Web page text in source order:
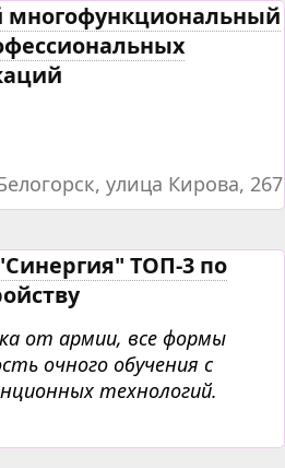
многофункциональный
улица Кирова, 267
ТОП-3 по
от армии, все формы
очного обучения с
технологий.